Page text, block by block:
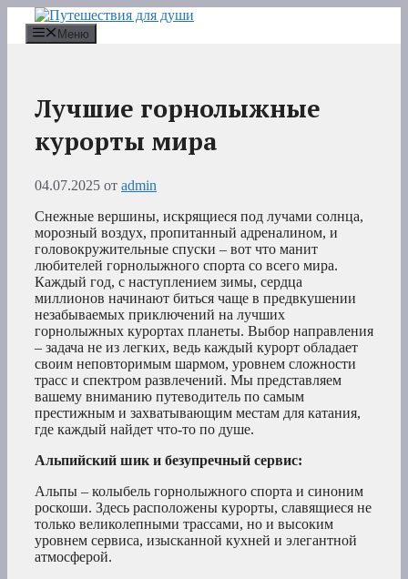
Перейти
содержимому
Меню
Лучшие горнолыжные
курорты мира
04.07.2025 от admin
Снежные вершины, искрящиеся под лучами солнца,
морозный воздух, пропитанный адреналином, и
головокружительные спуски – вот что манит
любителей горнолыжного спорта со всего мира.
Каждый год, с наступлением зимы, сердца
миллионов начинают биться чаще в предвкушении
незабываемых приключений на лучших
горнолыжных курортах планеты. Выбор направления
– задача не из легких, ведь каждый курорт обладает
своим неповторимым шармом, уровнем сложности
трасс и спектром развлечений. Мы представляем
вашему вниманию путеводитель по самым
престижным и захватывающим местам для катания,
где каждый найдет что-то по душе.
Альпийский шик и безупречный сервис:
Альпы – колыбель горнолыжного спорта и синоним
роскоши. Здесь расположены курорты, славящиеся не
только великолепными трассами, но и высоким
уровнем сервиса, изысканной кухней и элегантной
атмосферой.